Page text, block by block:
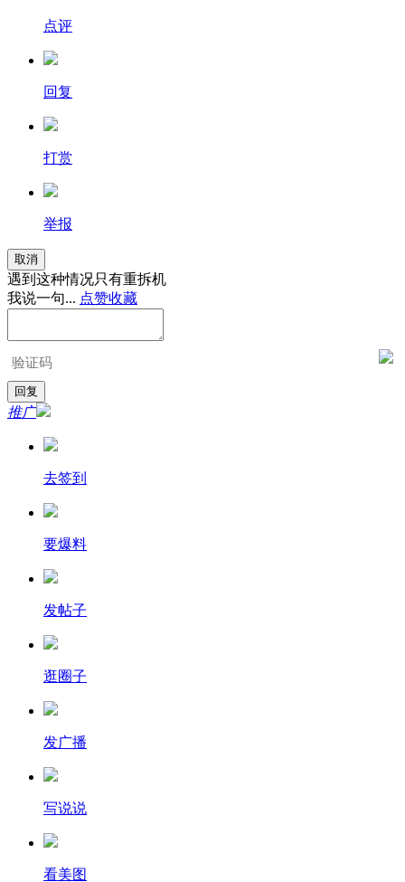
点评
回复
打赏
举报
取消
遇到这种情况只有重拆机
我说一句... 点赞收藏
推广
去签到
要爆料
发帖子
逛圈子
发广播
写说说
看美图